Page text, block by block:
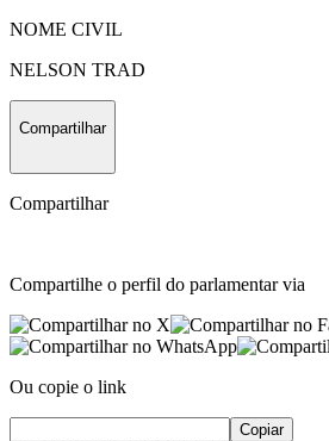
NOME CIVIL
NELSON TRAD
Compartilhar
Compartilhar
Compartilhe o perfil do parlamentar via
Ou copie o link
Copiar